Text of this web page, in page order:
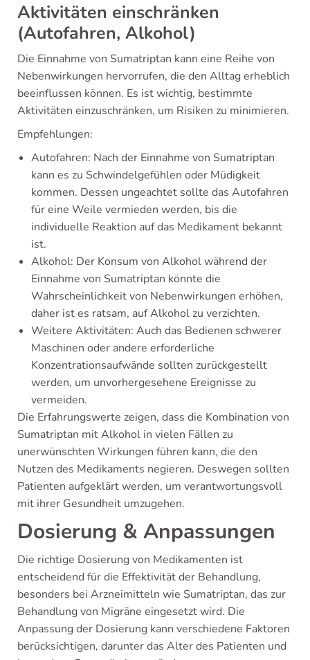
Aktivitäten einschränken
(Autofahren, Alkohol)
Die Einnahme von Sumatriptan kann eine Reihe von
Nebenwirkungen hervorrufen, die den Alltag erheblich
beeinflussen können. Es ist wichtig, bestimmte
Aktivitäten einzuschränken, um Risiken zu minimieren.
Empfehlungen:
Autofahren: Nach der Einnahme von Sumatriptan
kann es zu Schwindelgefühlen oder Müdigkeit
kommen. Dessen ungeachtet sollte das Autofahren
für eine Weile vermieden werden, bis die
individuelle Reaktion auf das Medikament bekannt
ist.
Alkohol: Der Konsum von Alkohol während der
Einnahme von Sumatriptan könnte die
Wahrscheinlichkeit von Nebenwirkungen erhöhen,
daher ist es ratsam, auf Alkohol zu verzichten.
Weitere Aktivitäten: Auch das Bedienen schwerer
Maschinen oder andere erforderliche
Konzentrationsaufwände sollten zurückgestellt
werden, um unvorhergesehene Ereignisse zu
vermeiden.
Die Erfahrungswerte zeigen, dass die Kombination von
Sumatriptan mit Alkohol in vielen Fällen zu
unerwünschten Wirkungen führen kann, die den
Nutzen des Medikaments negieren. Deswegen sollten
Patienten aufgeklärt werden, um verantwortungsvoll
mit ihrer Gesundheit umzugehen.
Dosierung & Anpassungen
Die richtige Dosierung von Medikamenten ist
entscheidend für die Effektivität der Behandlung,
besonders bei Arzneimitteln wie Sumatriptan, das zur
Behandlung von Migräne eingesetzt wird. Die
Anpassung der Dosierung kann verschiedene Faktoren
berücksichtigen, darunter das Alter des Patienten und